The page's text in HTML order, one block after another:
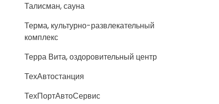
Талисман, сауна
Терма, культурно-развлекательный
комплекс
Терра Вита, оздоровительный центр
ТехАвтостанция
ТехПортАвтоСервис